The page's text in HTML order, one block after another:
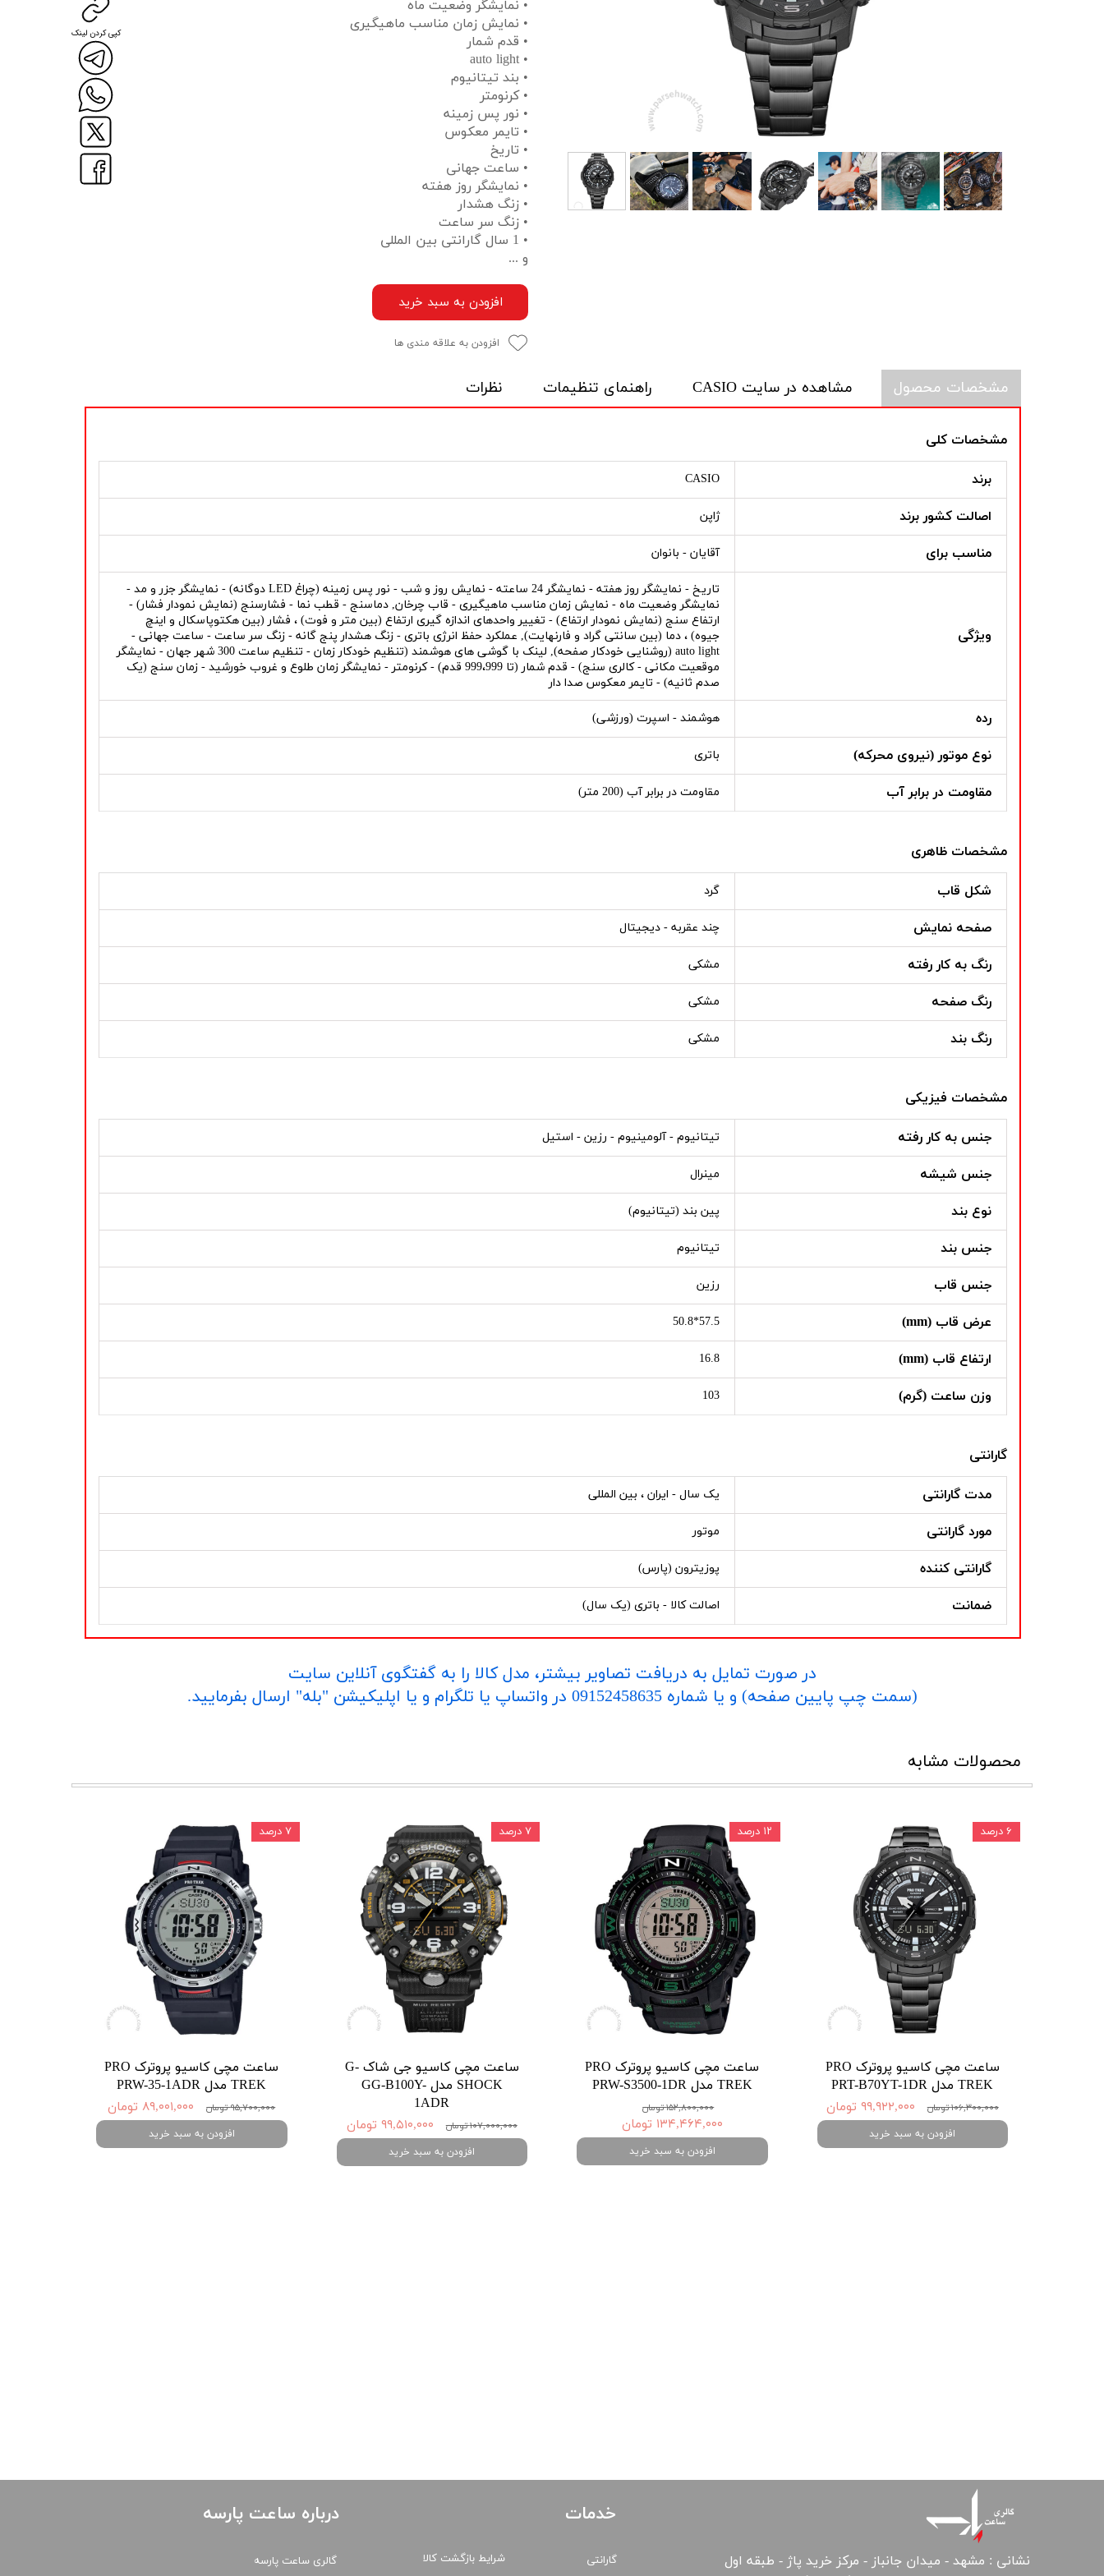
• نمایشگر وضعیت ماه
• نمایش زمان مناسب ماهیگیری
• قدم شمار
• auto light
• بند تیتانیوم
• کرنومتر
• نور پس زمینه
• تایمر معکوس
• تاریخ
• ساعت جهانی
• نمایشگر روز هفته
• زنگ هشدار
• زنگ سر ساعت
• 1 سال گارانتی بین المللی
و ...
افزودن به سبد خرید
افزودن به علاقه مندی ها
مشخصات محصول مشاهده در سایت CASIO راهنمای تنظیمات نظرات
مشخصات کلی
برند CASIO
اصالت کشور برند ژاپن
مناسب برای آقایان - بانوان
ویژگی
تاریخ - نمایشگر روز هفته - نمایشگر 24 ساعته - نمایش روز و شب - نور پس زمینه (چراغ LED دوگانه) - نمایشگر جزر و مد -
نمایشگر وضعیت ماه - نمایش زمان مناسب ماهیگیری - قاب چرخان, دماسنج - قطب نما - فشارسنج (نمایش نمودار فشار) -
ارتفاع سنج (نمایش نمودار ارتفاع) - تغییر واحدهای اندازه گیری ارتفاع (بین متر و فوت) ، فشار (بین هکتوپاسکال و اینچ
جیوه) ، دما (بین سانتی گراد و فارنهایت), عملکرد حفظ انرژی باتری - زنگ هشدار پنج گانه - زنگ سر ساعت - ساعت جهانی -
auto light (روشنایی خودکار صفحه), لینک با گوشی های هوشمند (تنظیم خودکار زمان - تنظیم ساعت 300 شهر جهان - نمایشگر
موقعیت مکانی - کالری سنج) - قدم شمار (تا 999،999 قدم) - کرنومتر - نمایشگر زمان طلوع و غروب خورشید - زمان سنج (یک
صدم ثانیه) - تایمر معکوس صدا دار
رده هوشمند - اسپرت (ورزشی)
نوع موتور (نیروی محرکه) باتری
مقاومت در برابر آب مقاومت در برابر آب (200 متر)
مشخصات ظاهری
شکل قاب گرد
صفحه نمایش چند عقربه - دیجیتال
رنگ به کار رفته مشکی
رنگ صفحه مشکی
رنگ بند مشکی
مشخصات فیزیکی
جنس به کار رفته تیتانیوم - آلومینیوم - رزین - استیل
جنس شیشه مینرال
نوع بند پین بند (تیتانیوم)
جنس بند تیتانیوم
جنس قاب رزین
عرض قاب (mm) 57.5*50.8
ارتفاع قاب (mm) 16.8
وزن ساعت (گرم) 103
گارانتی
مدت گارانتی یک سال - ایران ، بین المللی
مورد گارانتی موتور
گارانتی کننده پوزیترون (پارس)
ضمانت اصالت کالا - باتری (یک سال)
کپی کردن لینک
در صورت تمایل به دریافت تصاویر بیشتر، مدل کالا را به گفتگوی آنلاین سایت
​​​​​​​(سمت چپ پایین صفحه) و یا شماره 09152458635 در واتساپ یا تلگرام و یا اپلیکیشن "بله" ارسال بفرمایید.
محصولات مشابه
ساعت مچی کاسیو پروترک PRO
TREK مدل PRT-B70YT-1DR
۱۰۶,۳۰۰,۰۰۰ تومان ۹۹,۹۲۲,۰۰۰ تومان
افزودن به سبد خرید
۶ درصد
ساعت مچی کاسیو پروترک PRO
TREK مدل PRW-S3500-1DR
۱۵۲,۸۰۰,۰۰۰ تومان
۱۳۴,۴۶۴,۰۰۰ تومان
افزودن به سبد خرید
۱۲ درصد
ساعت مچی کاسیو جی شاک G-
SHOCK مدل GG-B100Y-
1ADR
۱۰۷,۰۰۰,۰۰۰ تومان ۹۹,۵۱۰,۰۰۰ تومان
افزودن به سبد خرید
۷ درصد
ساعت مچی کاسیو پروترک PRO
TREK مدل PRW-35-1ADR
۹۵,۷۰۰,۰۰۰ تومان ۸۹,۰۰۱,۰۰۰ تومان
افزودن به سبد خرید
۷ درصد
نشانی : مشهد - میدان جانباز - مرکز خرید پاژ - طبقه اول
خدمات
گارانتی
درباره ساعت پارسه
گالری ساعت پارسه شرایط بازگشت کالا